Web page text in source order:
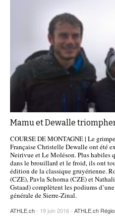
Mamu et Dewalle
COURSE DE MONTAGNE | Le
Française Christelle Dewalle ont été
Neirivue et Le Moléson. Plus habiles
dans le brouillard et le froid, ils ont
édition de la classique gruyérienne.
(CZE), Pavla Schorna (CZE) et
Gstaad) complètent les podiums
générale de Sierre-Zinal.
ATHLE.ch- 19 juin 2016 - ATHLE.ch